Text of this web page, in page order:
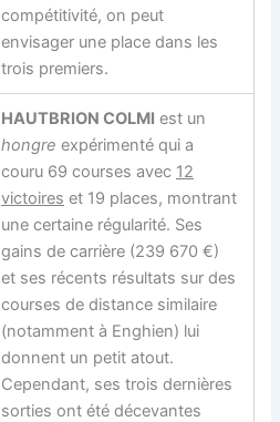
compétitivité, on peut
envisager une place dans les
trois premiers.
HAUTBRION COLMI est un
hongre expérimenté qui a
couru 69 courses avec 12
victoires et 19 places, montrant
une certaine régularité. Ses
gains de carrière (239 670 €)
et ses récents résultats sur des
courses de distance similaire
(notamment à Enghien) lui
donnent un petit atout.
Cependant, ses trois dernières
sorties ont été décevantes